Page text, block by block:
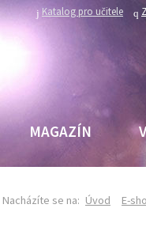
Katalog pro učitele
MAGAZÍN
Nacházíte se na: Úvod E-